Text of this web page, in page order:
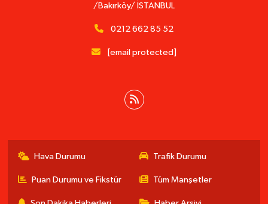
/Bakırköy/ İSTANBUL
0212 662 85 52
[email protected]
Hava Durumu Trafik Durumu
Puan Durumu ve Fikstür Tüm Manşetler